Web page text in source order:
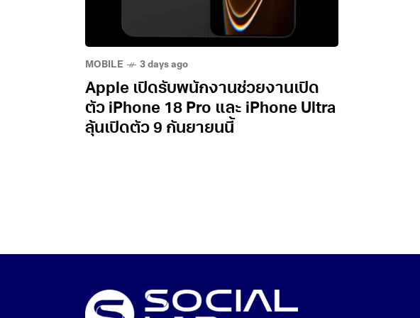
MOBILE 3 days ago
Apple เปิดรับพนักงานช่วยงานเปิด
ตัว iPhone 18 Pro และ iPhone Ultra
ลุ้นเปิดตัว 9 กันยายนนี้